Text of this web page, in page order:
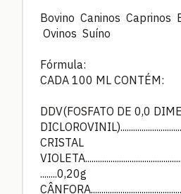
Bovino Caninos Caprinos
Ovinos Suíno
Fórmula:
CADA 100 ML CONTÉM:
DDV(FOSFATO DE 0,0
CRISTAL
........0,20g